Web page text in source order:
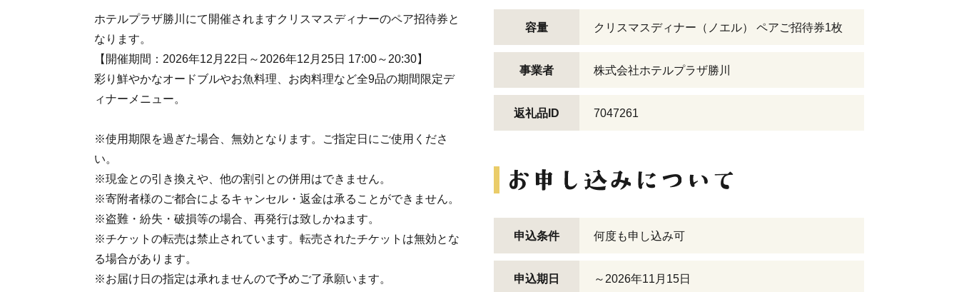
ホテルプラザ勝川にて開催されますクリスマスディナーのペア招待券と
なります。
【開催期間：2026年12月22日～2026年12月25日 17:00～20:30】
彩り鮮やかなオードブルやお魚料理、お肉料理など全9品の期間限定デ
ィナーメニュー。
※使用期限を過ぎた場合、無効となります。ご指定日にご使用くださ
い。
※現金との引き換えや、他の割引との併用はできません。
※寄附者様のご都合によるキャンセル・返金は承ることができません。
※盗難・紛失・破損等の場合、再発行は致しかねます。
※チケットの転売は禁止されています。転売されたチケットは無効とな
る場合があります。
※お届け日の指定は承れませんので予めご了承願います。
容量 クリスマスディナー（ノエル） ペアご招待券1枚
事業者 株式会社ホテルプラザ勝川
返礼品ID 7047261
申込条件 何度も申し込み可
申込期日 ～2026年11月15日